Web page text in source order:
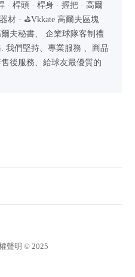
· 桿頭 · 桿身 · 握把 · 高爾
材 · ⛳Vkkate 高爾夫區塊
夫秘書、 企業球隊客制禮
我們堅持、專業服務 、商品
後服務、給球友最優質的
聲明 © 2025